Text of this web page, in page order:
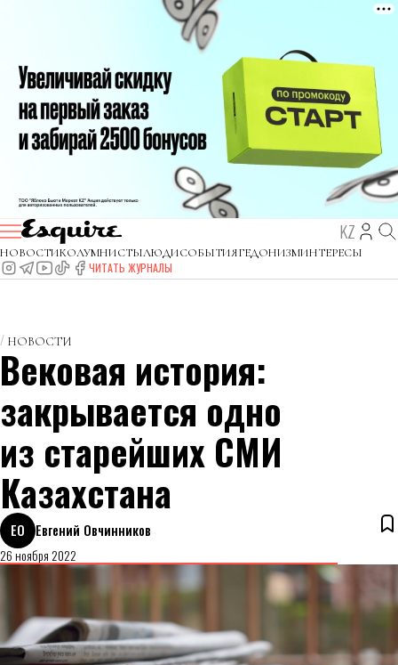
KZ
НОВОСТИКОЛУМНИСТЫЛЮДИСОБЫТИЯГЕДОНИЗМИНТЕРЕСЫ
ЧИТАТЬ ЖУРНАЛЫ
НОВОСТИ
Вековая история:
закрывается одно
из старейших СМИ
Казахстана
ЕО
Евгений Овчинников
26 ноября 2022